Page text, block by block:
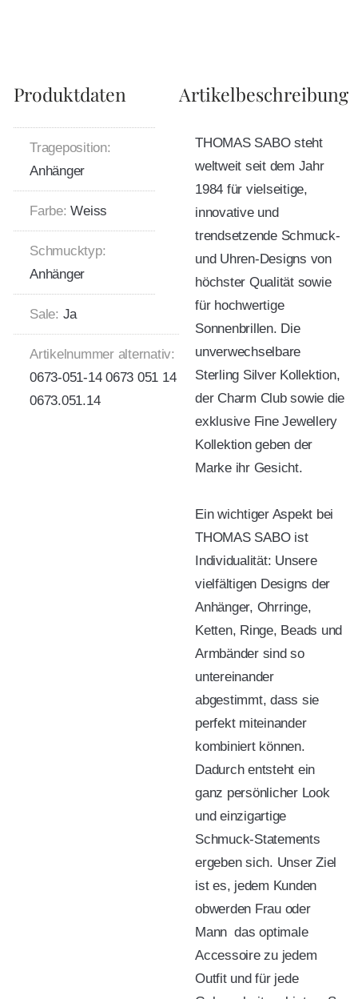
Produktdaten
Trageposition:
Anhänger
Farbe: Weiss
Schmucktyp:
Anhänger
Sale: Ja
Artikelnummer alternativ:
0673-051-14 0673 051 14
0673.051.14
Artikelbeschreibung
THOMAS SABO steht
weltweit seit dem Jahr
1984 für vielseitige,
innovative und
trendsetzende Schmuck-
und Uhren-Designs von
höchster Qualität sowie
für hochwertige
Sonnenbrillen. Die
unverwechselbare
Sterling Silver Kollektion,
der Charm Club sowie die
exklusive Fine Jewellery
Kollektion geben der
Marke ihr Gesicht.
Ein wichtiger Aspekt bei
THOMAS SABO ist
Individualität: Unsere
vielfältigen Designs der
Anhänger, Ohrringe,
Ketten, Ringe, Beads und
Armbänder sind so
untereinander
abgestimmt, dass sie
perfekt miteinander
kombiniert können.
Dadurch entsteht ein
ganz persönlicher Look
und einzigartige
Schmuck-Statements
ergeben sich. Unser Ziel
ist es, jedem Kunden 
obwerden Frau oder
Mann  das optimale
Accessoire zu jedem
Outfit und für jede